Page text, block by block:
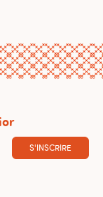
S'INSCRIRE